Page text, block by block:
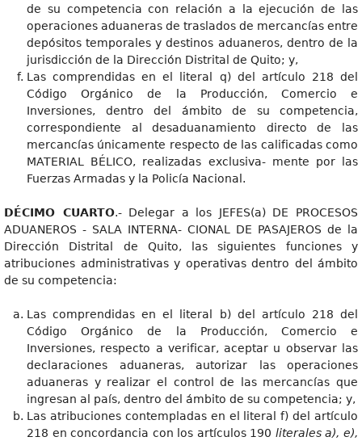
de su competencia con relación a la ejecución de las
operaciones aduaneras de traslados de mercancías entre
depósitos temporales y destinos aduaneros, dentro de la
jurisdicción de la Dirección Distrital de Quito; y,
Las comprendidas en el literal q) del artículo 218 del
Código Orgánico de la Producción, Comercio e
Inversiones, dentro del ámbito de su competencia,
correspondiente al desaduanamiento directo de las
mercancías únicamente respecto de las calificadas como
MATERIAL BÉLICO, realizadas exclusiva- mente por las
Fuerzas Armadas y la Policía Nacional.
DÉCIMO CUARTO.- Delegar a los JEFES(a) DE PROCESOS
ADUANEROS - SALA INTERNA- CIONAL DE PASAJEROS de la
Dirección Distrital de Quito, las siguientes funciones y
atribuciones administrativas y operativas dentro del ámbito
de su competencia:
Las comprendidas en el literal b) del artículo 218 del
Código Orgánico de la Producción, Comercio e
Inversiones, respecto a verificar, aceptar u observar las
declaraciones aduaneras, autorizar las operaciones
aduaneras y realizar el control de las mercancías que
ingresan al país, dentro del ámbito de su competencia; y,
Las atribuciones contempladas en el literal f) del artículo
218 en concordancia con los artículos 190 literales a), e),